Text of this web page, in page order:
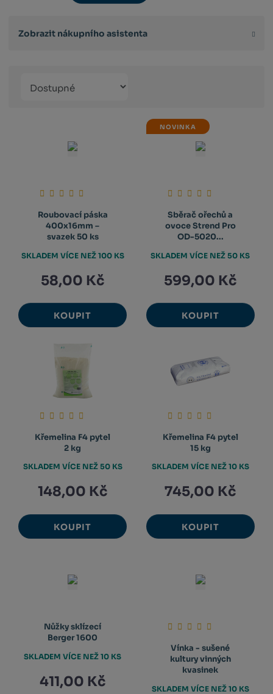
Zobrazit nákupního asistenta
Roubovací páska
400x16mm –
svazek 50 ks
58,00 Kč
KOUPIT
SKLADEM VÍCE NEŽ 100 KS
NOVINKA
Sběrač ořechů a
ovoce Strend Pro
OD-5020...
599,00 Kč
KOUPIT
SKLADEM VÍCE NEŽ 50 KS
Křemelina F4 pytel
2 kg
148,00 Kč
KOUPIT
SKLADEM VÍCE NEŽ 50 KS
Křemelina F4 pytel
15 kg
745,00 Kč
KOUPIT
SKLADEM VÍCE NEŽ 10 KS
Nůžky sklízecí
Berger 1600
411,00 Kč
SKLADEM VÍCE NEŽ 10 KS
Vínka - sušené
kultury vinných
kvasinek
SKLADEM VÍCE NEŽ 10 KS